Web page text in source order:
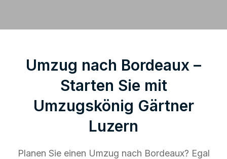
Umzug nach Bordeaux –
Starten Sie mit
Umzugskönig Gärtner
Luzern
Planen Sie einen Umzug nach Bordeaux? Egal